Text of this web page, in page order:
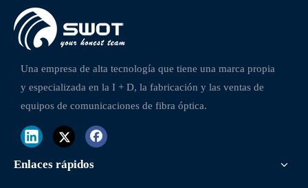
Una empresa de alta tecnología que tiene una marca propia
y especializada en la I + D, la fabricación y las ventas de
equipos de comunicaciones de fibra óptica.
Enlaces rápidos